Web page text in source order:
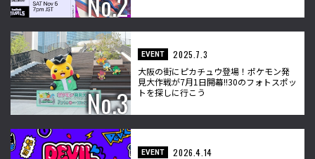
EVENT
2025.7.3
大阪の街にピカチュウ登場！ポケモン発
見大作戦が7月1日開幕!!30のフォトスポッ
トを探しに行こう
EVENT
2026.4.14